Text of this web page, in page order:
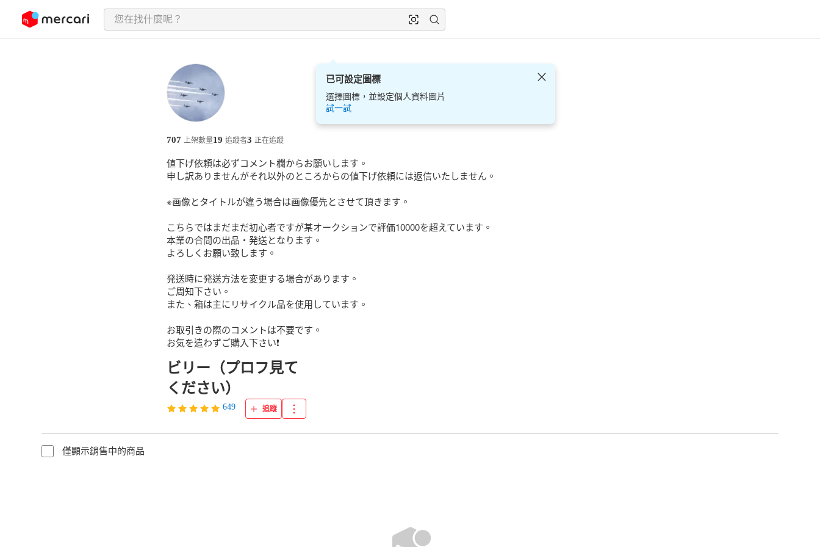
至內容
已可設定圖標
選擇圖標，並設定個人資料圖片
試一試
ビリー（プロフ見て
ください）
649 追蹤
707 上架數量19 追蹤者3 正在追蹤
値下げ依頼は必ずコメント欄からお願いします。
申し訳ありませんがそれ以外のところからの値下げ依頼には返信いたしません。
※画像とタイトルが違う場合は画像優先とさせて頂きます。
こちらではまだまだ初心者ですが某オークションで評価10000を超えています。
本業の合間の出品・発送となります。
よろしくお願い致します。
発送時に発送方法を変更する場合があります。
ご周知下さい。
また、箱は主にリサイクル品を使用しています。
お取引きの際のコメントは不要です。
お気を遣わずご購入下さい❗️
僅顯示銷售中的商品